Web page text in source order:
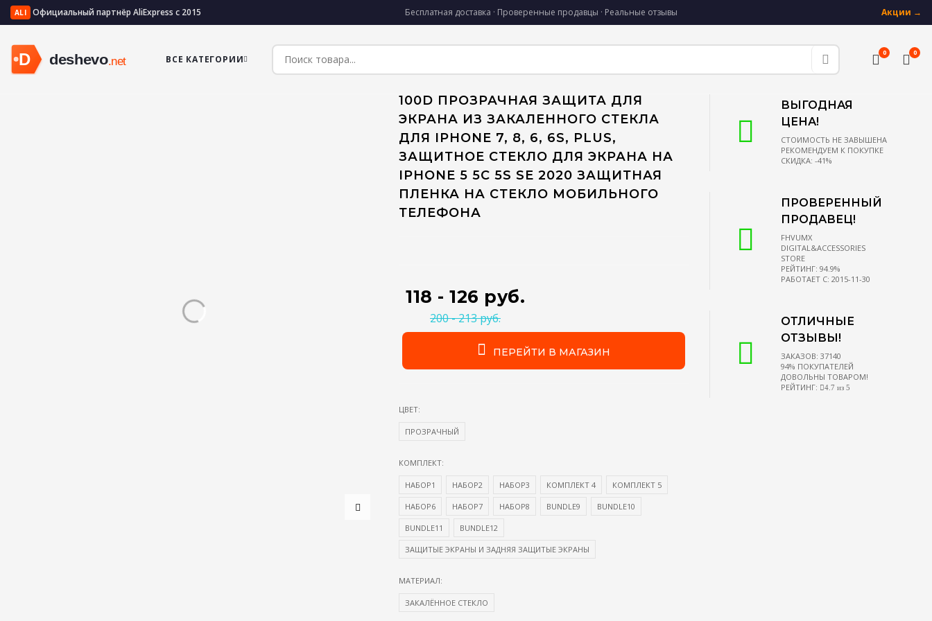
ALI Официальный партнёр AliExpress с 2015 Бесплатная доставка · Проверенные продавцы · Реальные отзывы Акции →
ВСЕ КАТЕГОРИИ
0 0
100D ПРОЗРАЧНАЯ ЗАЩИТА ДЛЯ
ЭКРАНА ИЗ ЗАКАЛЕННОГО СТЕКЛА
ДЛЯ IPHONE 7, 8, 6, 6S, PLUS,
ЗАЩИТНОЕ СТЕКЛО ДЛЯ ЭКРАНА НА
IPHONE 5 5C 5S SE 2020 ЗАЩИТНАЯ
ПЛЕНКА НА СТЕКЛО МОБИЛЬНОГО
ТЕЛЕФОНА
118 - 126 руб.
200 - 213 руб.
ПЕРЕЙТИ В МАГАЗИН
ЦВЕТ:
ПРОЗРАЧНЫЙ
КОМПЛЕКТ:
НАБОР1 НАБОР2 НАБОР3 КОМПЛЕКТ 4 КОМПЛЕКТ 5
НАБОР6 НАБОР7 НАБОР8 BUNDLE9 BUNDLE10
BUNDLE11 BUNDLE12
ЗАЩИТЫЕ ЭКРАНЫ И ЗАДНЯЯ ЗАЩИТЫЕ ЭКРАНЫ
МАТЕРИАЛ:
ЗАКАЛЁННОЕ СТЕКЛО
ВЫГОДНАЯ
ЦЕНА!
СТОИМОСТЬ НЕ ЗАВЫШЕНА
РЕКОМЕНДУЕМ К ПОКУПКЕ
СКИДКА: -41%
ПРОВЕРЕННЫЙ
ПРОДАВЕЦ!
FHVUMX
DIGITAL&ACCESSORIES
STORE
РЕЙТИНГ: 94.9%
РАБОТАЕТ С: 2015-11-30
ОТЛИЧНЫЕ
ОТЗЫВЫ!
ЗАКАЗОВ: 37140
94% ПОКУПАТЕЛЕЙ
ДОВОЛЬНЫ ТОВАРОМ!
РЕЙТИНГ:
4.7 из 5